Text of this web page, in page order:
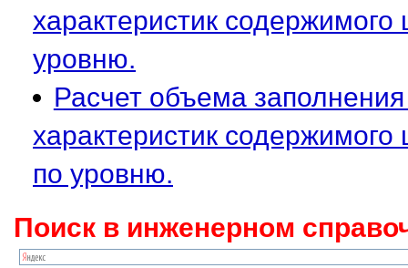
характеристик
уровню.
Расчет объема
характеристик
по уровню.
Поиск в инженерном